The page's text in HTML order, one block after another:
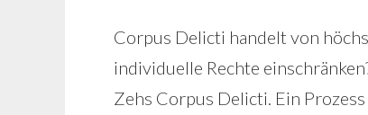
Corpus Delicti handelt von
individuelle Rechte
Zehs Corpus Delicti. Ein